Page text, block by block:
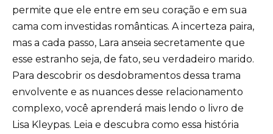
permite que ele entre em seu coração e em sua
cama com investidas românticas. A incerteza paira,
mas a cada passo, Lara anseia secretamente que
esse estranho seja, de fato, seu verdadeiro marido.
Para descobrir os desdobramentos dessa trama
envolvente e as nuances desse relacionamento
complexo, você aprenderá mais lendo o livro de
Lisa Kleypas. Leia e descubra como essa história